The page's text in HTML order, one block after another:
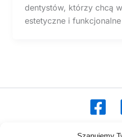
dentystów, którzy chcą
estetyczne i